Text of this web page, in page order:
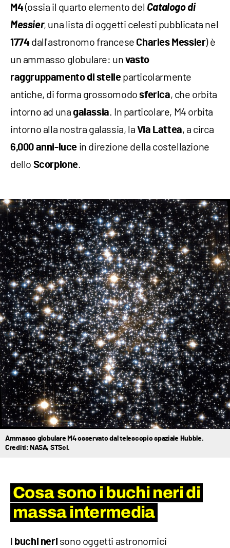
M4(ossia il quarto elemento del Catalogo di
Messier, una lista di oggetti celesti pubblicata nel
1774dall'astronomo francese Charles Messier) è
un ammasso globulare: unvasto
raggruppamento di stelleparticolarmente
antiche, di forma grossomodosferica, che orbita
intorno ad una galassia. In particolare, M4 orbita
intorno alla nostra galassia, la Via Lattea, a circa
6,000 anni-luce in direzione della costellazione
dello Scorpione.
Ammasso globulare M4 osservato dal telescopio spaziale Hubble.
Crediti: NASA, STScI.
Cosa sono i buchi neri di
massa intermedia
I buchi neri sono oggetti astronomici